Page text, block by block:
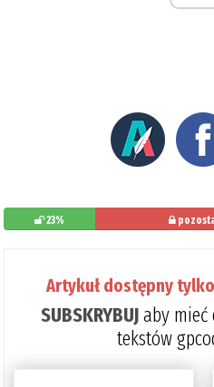
23%
Artykuł dostępny
SUBSKRYBUJaby mieć
tekstów